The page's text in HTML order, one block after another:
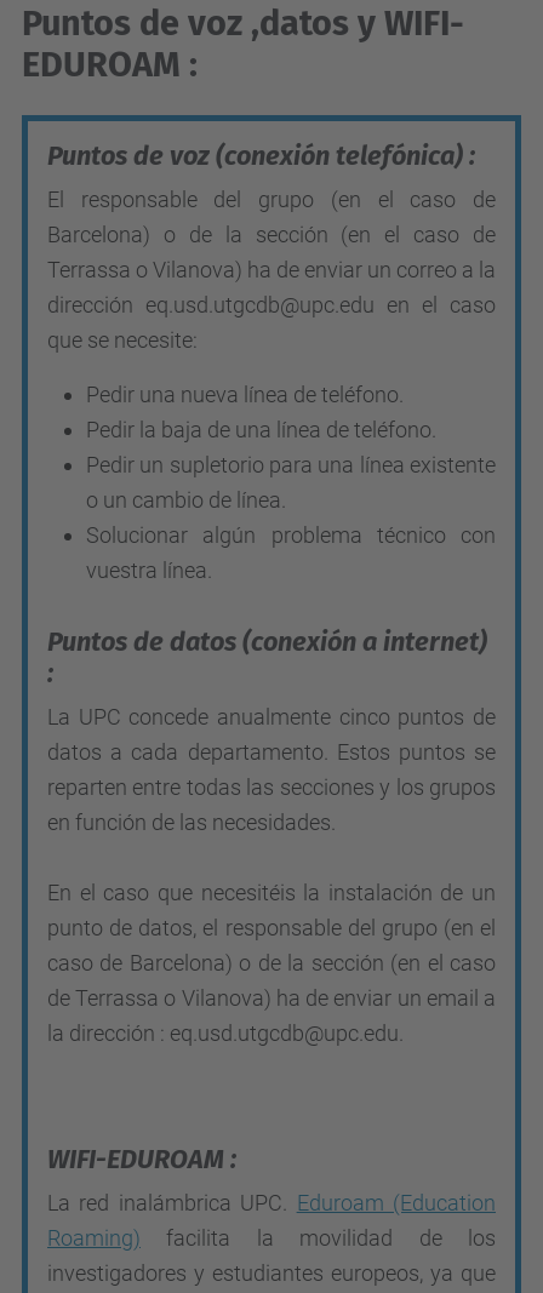
Puntos de voz ,datos y WIFI-
EDUROAM :
Puntos de voz (conexión telefónica) :
El responsable del grupo (en el caso de
Barcelona) o de la sección (en el caso de
Terrassa o Vilanova) ha de enviar un correo a la
dirección eq.usd.utgcdb@upc.edu en el caso
que se necesite:
Pedir una nueva línea de teléfono.
Pedir la baja de una línea de teléfono.
Pedir un supletorio para una línea existente
o un cambio de línea.
Solucionar algún problema técnico con
vuestra línea.
Puntos de datos (conexión a internet)
:
La UPC concede anualmente cinco puntos de
datos a cada departamento. Estos puntos se
reparten entre todas las secciones y los grupos
en función de las necesidades.
En el caso que necesitéis la instalación de un
punto de datos, el responsable del grupo (en el
caso de Barcelona) o de la sección (en el caso
de Terrassa o Vilanova) ha de enviar un email a
la dirección : eq.usd.utgcdb@upc.edu
WIFI-EDUROAM :
La red inalámbrica UPC. Eduroam (Education
Roaming) facilita la movilidad de los
investigadores y estudiantes europeos, ya que